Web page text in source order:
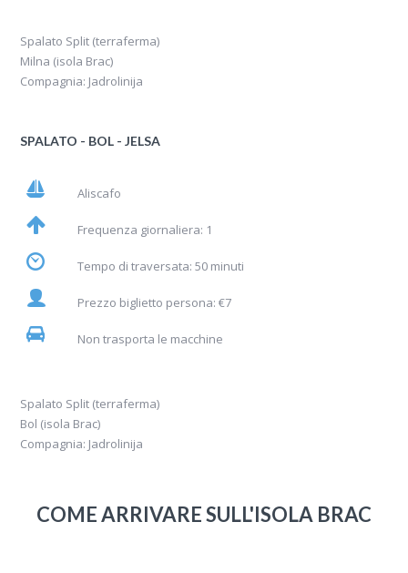
Spalato Split (terraferma)
Milna (isola Brac)
Compagnia: Jadrolinija
SPALATO - BOL - JELSA
Aliscafo
Frequenza giornaliera: 1
Tempo di traversata: 50 minuti
Prezzo biglietto persona: €7
Non trasporta le macchine
Spalato Split (terraferma)
Bol (isola Brac)
Compagnia: Jadrolinija
COME ARRIVARE SULL'ISOLA BRAC